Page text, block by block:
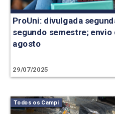
ProUni: divulgada
segundo semestre;
agosto
29/07/2025
Todos os Campi